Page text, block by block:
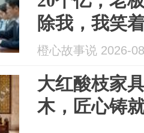
除我，我笑
话，3分钟后
橙心故事说 2026-
大红酸枝家
木，匠心铸